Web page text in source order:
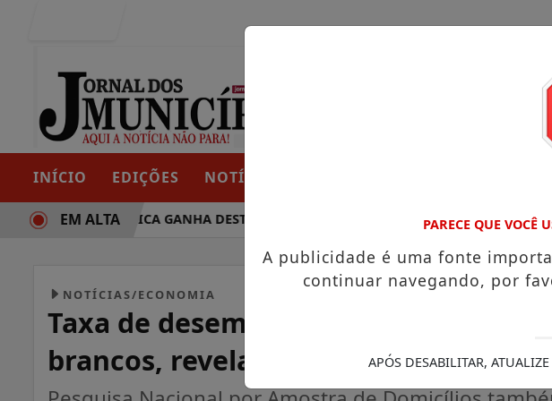
INÍCIO EDIÇÕES NOTÍCIAS
POLÍTICA GANHA DESTAQUE EM PORTO GRANDE COM ATUAÇÃO VOLTADA
EM ALTA
NOTÍCIAS/ECONOMIA
Taxa de desemprego de pretos é 55%
brancos, revela IBGE
PARECE QUE VOCÊ
A publicidade é uma fonte
continuar navegando, por
APÓS DESABILITAR,